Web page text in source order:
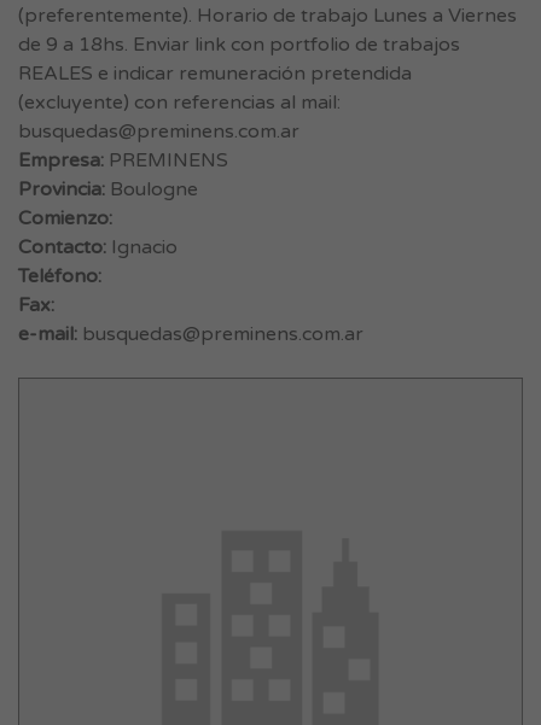
(preferentemente). Horario de trabajo Lunes a Viernes
de 9 a 18hs. Enviar link con portfolio de trabajos
REALES e indicar remuneración pretendida
(excluyente) con referencias al mail:
busquedas@preminens.com.ar
Empresa: PREMINENS
Provincia: Boulogne
Comienzo:
Contacto: Ignacio
Teléfono:
Fax:
e-mail: busquedas@preminens.com.ar